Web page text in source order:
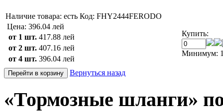
Наличие товара: есть Код: FHY2444FERODO
Цена: 396.04 лей
от 1 шт. 417.88 лей
от 2 шт. 407.16 лей
от 4 шт. 396.04 лей
Купить:
Минимум:
Вернуться назад
«Тормозные шланги»